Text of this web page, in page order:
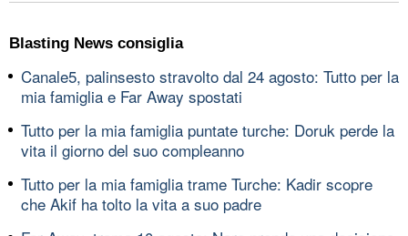
Blasting News consiglia
Canale5, palinsesto stravolto dal 24 agosto: Tutto per la
mia famiglia e Far Away spostati
Tutto per la mia famiglia puntate turche: Doruk perde la
vita il giorno del suo compleanno
Tutto per la mia famiglia trame Turche: Kadir scopre
che Akif ha tolto la vita a suo padre